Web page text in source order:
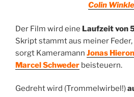
Colin
Der Film wird eine Laufzeit von
Skript stammt aus meiner
sorgt Kameramann Jonas
Marcel Schweder beisteuern.
Gedreht wird (Trommelwirbel!)